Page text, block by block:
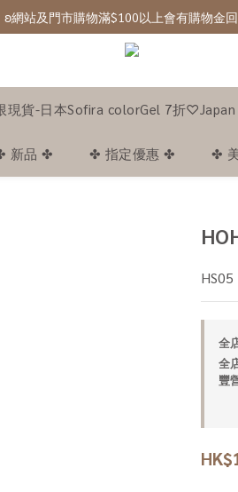
ʚ 網站免費登記會員,登入後可下單ɞ Click
ʚ 網站免費登記會員,登入後可下單ɞ Click
現貨-日本Sofira colorGel 7折
新品 ✤ ✤ 指定優惠 ✤ ✤
HS05
全
全
豐